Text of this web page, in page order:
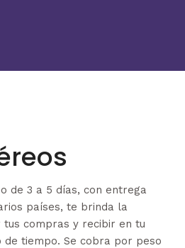
de 3 a 5 días, con entrega
países, te brinda la
compras y recibir en tu
tiempo. Se cobra por peso